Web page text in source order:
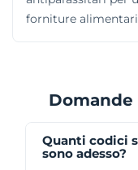
forniture alimentari
Quanti codici
sono adesso?